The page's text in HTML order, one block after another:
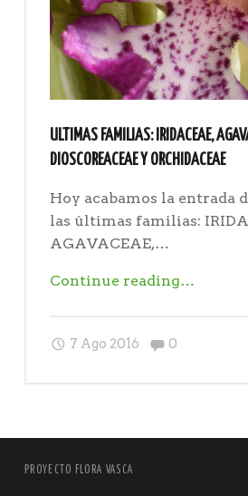
ULTIMAS FAMILIAS: IRIDACEAE,
DIOSCOREACEAE Y ORCHIDACEAE
Hoy acabamos la entrada
las últimas familias:
AGAVACEAE,…
Continue reading"Ultimas
…
7 Ago 2016 0
PROYECTO FLORA VASCA